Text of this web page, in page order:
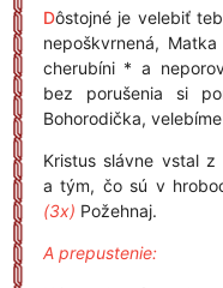
Dôstojné je velebiť
nepoškvrnená,
cherubíni * a
bez porušenia si
Bohorodička,
Kristus slávne vstal
a tým, čo sú v
(3x) Požehnaj.
A prepustenie: